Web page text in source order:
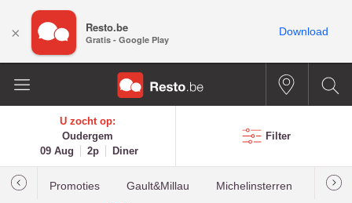
U zocht op:
Oudergem
09 Aug
2p Diner
Filter
Promoties Gault&Millau Michelinsterren
× Resto.be
Gratis - Google Play
Download